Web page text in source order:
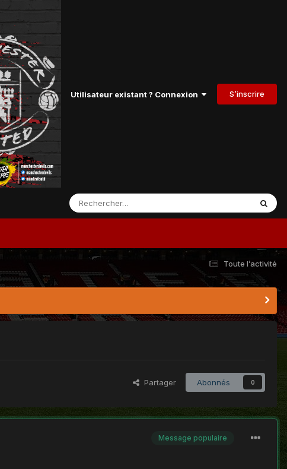
Utilisateur existant ? Connexion S’inscrire
Toute l’activité
Partager Abonnés 0
Message populaire